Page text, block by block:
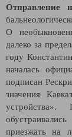
Отправление
О
далеко за
году
началась
подписан
значения
устройства».
приезжать на